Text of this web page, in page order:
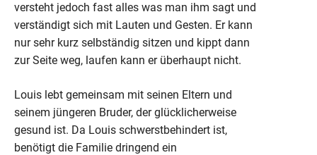
versteht jedoch fast alles was man ihm sagt und
verständigt sich mit Lauten und Gesten. Er kann
nur sehr kurz selbständig sitzen und kippt dann
zur Seite weg, laufen kann er überhaupt nicht.
Louis lebt gemeinsam mit seinen Eltern und
seinem jüngeren Bruder, der glücklicherweise
gesund ist. Da Louis schwerstbehindert ist,
benötigt die Familie dringend ein